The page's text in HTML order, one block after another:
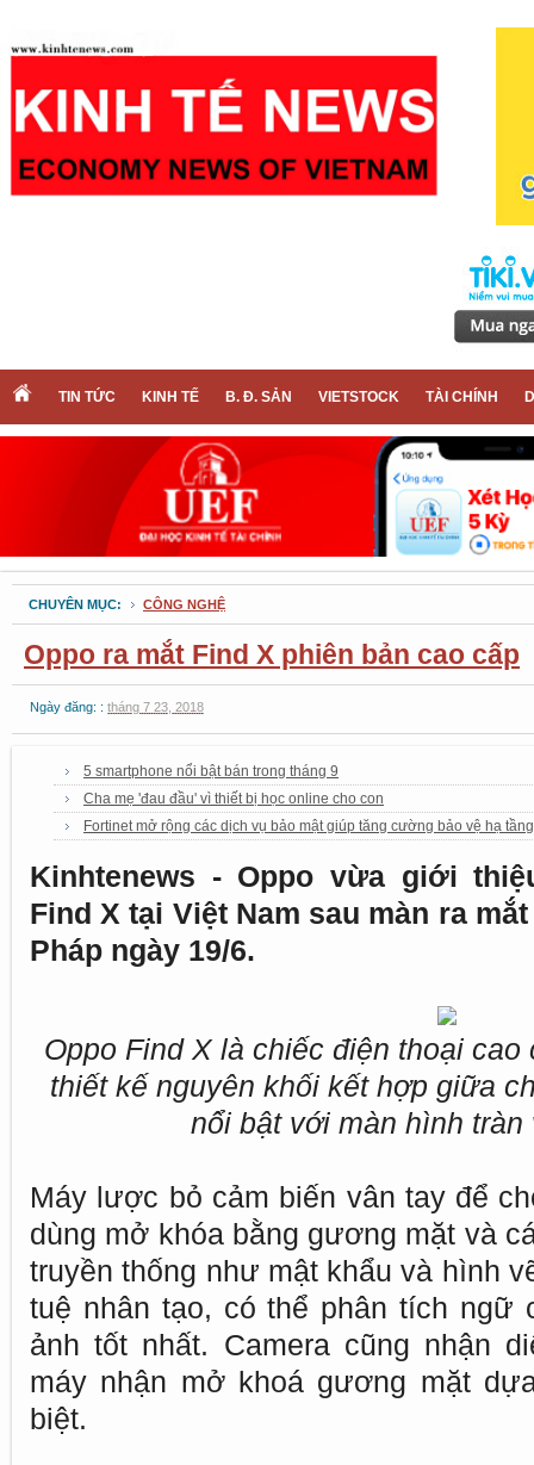
TIN TỨC KINH TẾ B. Đ. SẢN VIETSTOCK TÀI CHÍNH
CHUYÊN MỤC: CÔNG NGHỆ
Oppo ra mắt Find X phiên bản cao cấp
Ngày đăng: : tháng 7 23, 2018
5 smartphone nổi bật bán trong tháng 9
Cha mẹ 'đau đầu' vì thiết bị học online cho con
Fortinet mở rộng các dịch vụ bảo mật giúp tăng cường bảo vệ hạ
Kinhtenews - Oppo vừa giới
Find X tại Việt Nam sau màn ra
Pháp ngày 19/6.
Oppo Find X là chiếc điện thoại
thiết kế nguyên khối kết hợp giữa
nổi bật với màn hình tràn
Máy lược bỏ cảm biến vân tay để
dùng mở khóa bằng gương mặt và
truyền thống như mật khẩu và hình
tuệ nhân tạo, có thể phân tích ngữ
ảnh tốt nhất. Camera cũng nhận
máy nhận mở khoá gương mặt
biệt.